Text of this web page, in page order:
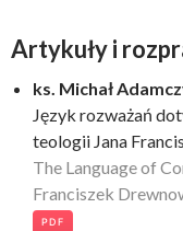
Artykuły i
ks. Michał
Język rozważań
teologii Jana
The Language of
Franciszek
PDF